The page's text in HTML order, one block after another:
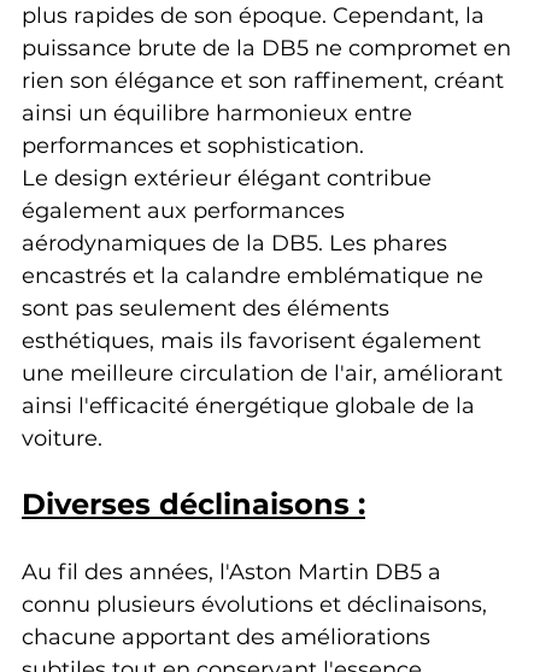
plus rapides de son époque. Cependant, la
puissance brute de la DB5 ne compromet en
rien son élégance et son raffinement, créant
ainsi un équilibre harmonieux entre
performances et sophistication.
Le design extérieur élégant contribue
également aux performances
aérodynamiques de la DB5. Les phares
encastrés et la calandre emblématique ne
sont pas seulement des éléments
esthétiques, mais ils favorisent également
une meilleure circulation de l'air, améliorant
ainsi l'efficacité énergétique globale de la
voiture.
Diverses déclinaisons :
Au fil des années, l'Aston Martin DB5 a
connu plusieurs évolutions et déclinaisons,
chacune apportant des améliorations